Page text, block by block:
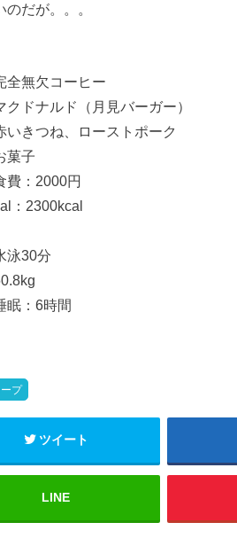
のだが。。。
全無欠コーヒー
クドナルド（月見バーガー）
いきつね、ローストポーク
菓子
費：2000円
：2300kcal
泳30分
眠：6時間
プ
ツイート
LINE